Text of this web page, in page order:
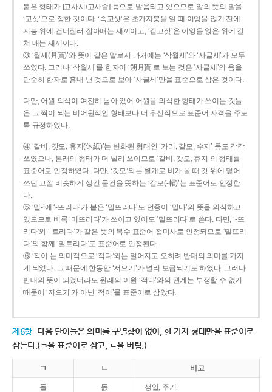
붙은 형태가 [고사시/고사슬] 등으로 발음되고 있으므로 앞의 뜻의 말을
‘고삿’으로 정한 것이다. ‘속고삿’은 초가지붕을 일 때 이엉을 얹기 전에
지붕 위에 건너질러 잡아매는 새끼이고, ‘겉고삿’은 이엉을 얹은 위에 걸
쳐 매는 새끼이다.
③ ‘월세(月貰)’와 뜻이 같은 말로서 과거에는 ‘삭월세’와 ‘사글세’가 모두
쓰였다. 그러나 ‘삭월세’를 한자어 ‘朔月貰’로 보는 것은 ‘사글세’의 음을
단순히 한자로 흉내 낸 것으로 보아 ‘사글세’만을 표준으로 삼은 것이다.
다만, 어원 의식이 여전히 남아 있어 어원을 의식한 형태가 쓰이는 것들
은 그 짝이 되는 비어원적인 형태보다 더 우선적으로 표준어 자격을 주도
록 규정하였다.
④ ‘갈비, 갓모, 휴지(休紙)’는 변화된 형태인 ‘가리, 갈모, 수지’ 등도 각각
쓰였으나, 본래의 형태가 더 널리 쓰이므로 ‘갈비, 갓모, 휴지’의 형태를
표준어로 인정하였다. 다만, ‘갓모’와는 별개로 비가 올 때 갓 위에 덮어
쓰던 고깔 비슷하게 생긴 물건을 뜻하는 ‘갈모(-帽)’는 표준어로 인정한
다.
⑤ ‘밀-’에 ‘-뜨리다’가 붙은 ‘밀뜨리다’도 언중이 ‘밀다’의 뜻을 의식하고
있으므로 비록 ‘미뜨리다’가 쓰이고 있어도 ‘밀뜨리다’로 쓴다. 다만, ‘-뜨
리다’와 ‘-트리다’가 같은 뜻의 복수 표준어 접미사로 인정되므로 ‘밀뜨리
다’와 함께 ‘밀트리다’도 표준어로 인정된다.
⑥ ‘적이’는 의미적으로 ‘적다’와는 멀어지고 오히려 반대의 의미를 가지
게 되었다. 그 때문에 한동안 ‘저으기’가 널리 보급되기도 하였다. 그러나
반대의 뜻이 되었더라도 원래의 어원 ‘적다’와의 관계는 부정할 수 없기
때문에 ‘저으기’가 아닌 ‘적이’를 표준어로 삼았다.
제6항 다음 단어들은 의미를 구별함이 없이, 한 가지 형태만을 표준어로
삼는다.(ㄱ을 표준어로 삼고, ㄴ을 버림.)
ㄱ ㄴ 비고
돌 돐 생일, 주기.